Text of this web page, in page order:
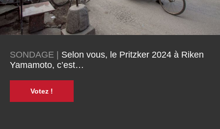
SONDAGE |
Selon vous, le Pritzker 2024 à Riken
Yamamoto, c’est…
Votez !